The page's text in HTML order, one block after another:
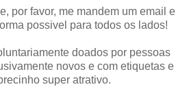
por favor, me mandem um email e
possivel para todos os lados!
doados por pessoas
novos e com etiquetas e
super atrativo.